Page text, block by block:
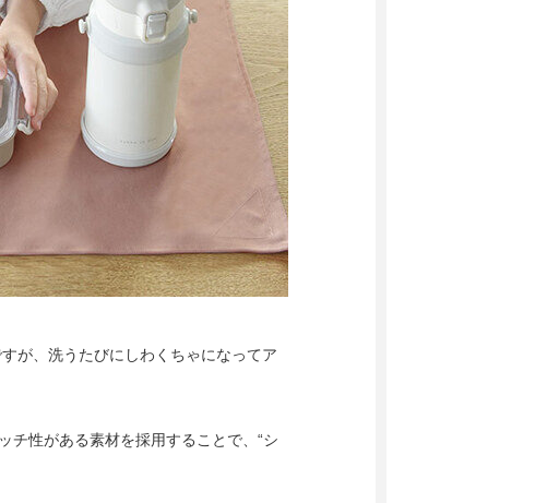
が、洗うたびにしわくちゃになってア
チ性がある素材を採用することで、“シ